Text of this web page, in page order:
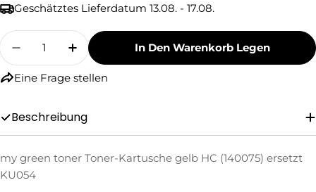
Geschätztes Lieferdatum 13.08. - 17.08.
Menge
Menge Für My Green Toner Toner-
Menge Für My Green Toner Toner-
In Den Warenkorb Legen
Eine Frage stellen
Eine Frage stellen
Beschreibung
my green toner Toner-Kartusche gelb HC (140075) ersetzt
KU054